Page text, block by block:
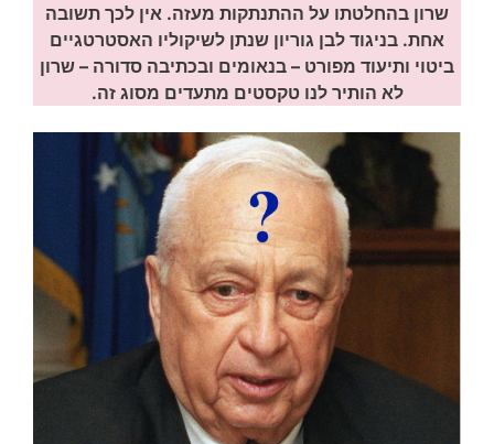
שרון בהחלטתו על ההתנתקות מעזה. אין לכך תשובה
אחת. בניגוד לבן גוריון שנתן לשיקוליו האסטרטגיים
ביטוי ותיעוד מפורט – בנאומים ובכתיבה סדורה – שרון
לא הותיר לנו טקסטים מתעדים מסוג זה.